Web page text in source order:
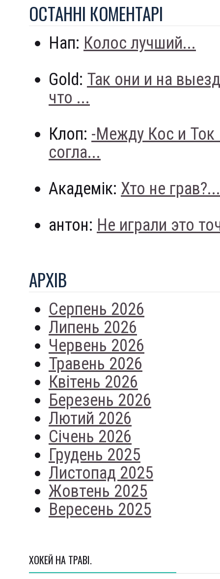
ОСТАННI КОМЕНТАРI
Нап: Колос лучший...
Gold: Так они и на
что ...
Клоп: -Между Кос и
согла...
Академік: Хто не грав?...
антон: Не играли это
АРХIВ
Серпень 2026
Липень 2026
Червень 2026
Травень 2026
Квітень 2026
Березень 2026
Лютий 2026
Січень 2026
Грудень 2025
Листопад 2025
Жовтень 2025
Вересень 2025
ХОКЕЙ НА ТРАВІ.